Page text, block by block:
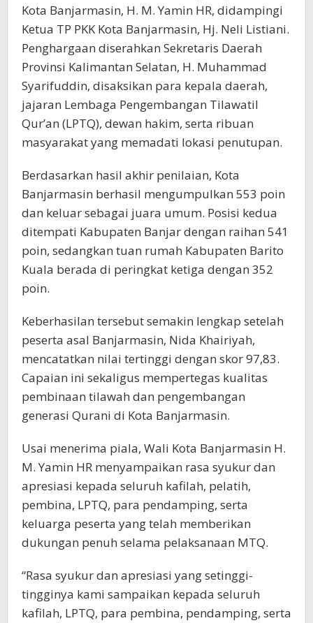
Kota Banjarmasin, H. M. Yamin HR, didampingi
Ketua TP PKK Kota Banjarmasin, Hj. Neli Listiani.
Penghargaan diserahkan Sekretaris Daerah
Provinsi Kalimantan Selatan, H. Muhammad
Syarifuddin, disaksikan para kepala daerah,
jajaran Lembaga Pengembangan Tilawatil
Qur’an (LPTQ), dewan hakim, serta ribuan
masyarakat yang memadati lokasi penutupan.
Berdasarkan hasil akhir penilaian, Kota
Banjarmasin berhasil mengumpulkan 553 poin
dan keluar sebagai juara umum. Posisi kedua
ditempati Kabupaten Banjar dengan raihan 541
poin, sedangkan tuan rumah Kabupaten Barito
Kuala berada di peringkat ketiga dengan 352
poin.
Keberhasilan tersebut semakin lengkap setelah
peserta asal Banjarmasin, Nida Khairiyah,
mencatatkan nilai tertinggi dengan skor 97,83.
Capaian ini sekaligus mempertegas kualitas
pembinaan tilawah dan pengembangan
generasi Qurani di Kota Banjarmasin.
Usai menerima piala, Wali Kota Banjarmasin H.
M. Yamin HR menyampaikan rasa syukur dan
apresiasi kepada seluruh kafilah, pelatih,
pembina, LPTQ, para pendamping, serta
keluarga peserta yang telah memberikan
dukungan penuh selama pelaksanaan MTQ.
“Rasa syukur dan apresiasi yang setinggi-
tingginya kami sampaikan kepada seluruh
kafilah, LPTQ, para pembina, pendamping, serta